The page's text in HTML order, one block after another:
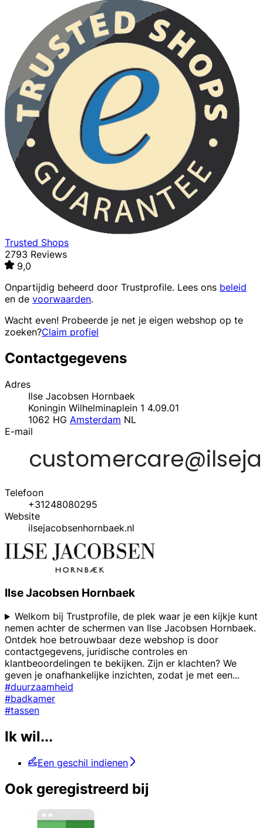
Trusted Shops
2793 Reviews
9,0
Onpartijdig beheerd door Trustprofile. Lees ons beleid
en de voorwaarden.
Wacht even! Probeerde je net je eigen webshop op te
zoeken?Claim profiel
Contactgegevens
Adres
Ilse Jacobsen Hornbaek
Koningin Wilhelminaplein 1 4.09.01
1062 HG Amsterdam NL
E-mail
Telefoon
+31248080295
Website
ilsejacobsenhornbaek.nl
Ilse Jacobsen Hornbaek
Welkom bij Trustprofile, de plek waar je een kijkje kunt
nemen achter de schermen van Ilse Jacobsen Hornbaek.
Ontdek hoe betrouwbaar deze webshop is door
contactgegevens, juridische controles en
klantbeoordelingen te bekijken. Zijn er klachten? We
geven je onafhankelijke inzichten, zodat je met een...
#duurzaamheid
#badkamer
#tassen
Ik wil...
Een geschil indienen
Ook geregistreerd bij